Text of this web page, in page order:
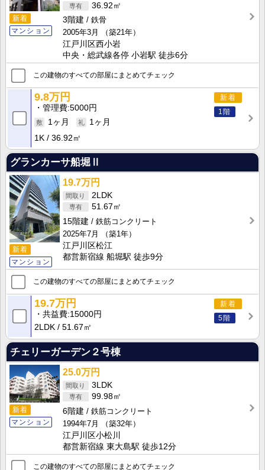
新着
マンション
36.92㎡
3階建
鉄骨
2005年3月
（築21年）
江戸川区西小岩
中央・総武線各停 小岩駅 徒歩6分
この建物のすべての部屋にまとめてチェック
新着
1階
9.8万円
管理費 5000円
1ヶ月
1ヶ月
1K
36.92㎡
グランカーサ船堀Ⅱ
新着
マンション
19.7万円
2LDK
51.67㎡
15階建
鉄筋コンクリート
2025年7月
（築1年）
江戸川区松江
都営新宿線 船堀駅 徒歩9分
この建物のすべての部屋にまとめてチェック
新着
5階
19.7万円
共益費 15000円
2LDK
51.67㎡
チェリーガーデン２号棟
新着
マンション
25.0万円
3LDK
99.98㎡
6階建
鉄筋コンクリート
1994年7月
（築32年）
江戸川区小松川
都営新宿線 東大島駅 徒歩12分
この建物のすべての部屋にまとめてチェック